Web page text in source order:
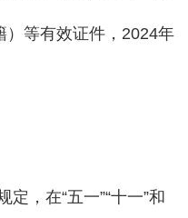
）等有效证件，2024年
，在“五一”“十一”和